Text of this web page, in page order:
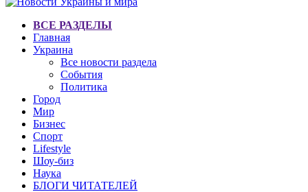
ВСЕ РАЗДЕЛЫ
Главная
Украина
Все новости раздела
События
Политика
Город
Мир
Бизнес
Спорт
Lifestyle
Шоу-биз
Наука
БЛОГИ ЧИТАТЕЛЕЙ